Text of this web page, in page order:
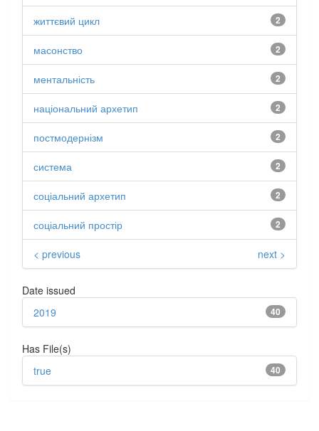
2
життєвий цикл
2
масонство
2
ментальність
2
національний архетип
2
постмодернізм
2
система
2
соціальний архетип
2
соціальний простір
< previous next >
Date issued
40
2019
Has File(s)
40
true